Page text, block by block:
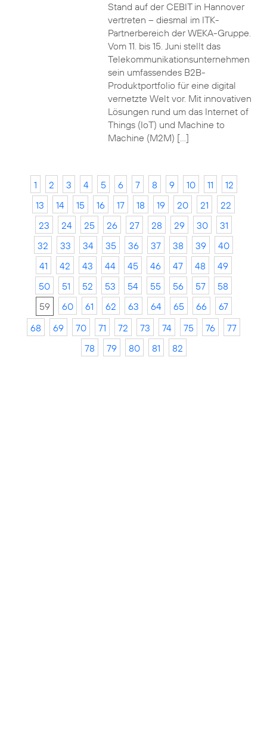
Stand auf der CEBIT in Hannover
vertreten – diesmal im ITK-
Partnerbereich der WEKA-Gruppe.
Vom 11. bis 15. Juni stellt das
Telekommunikationsunternehmen
sein umfassendes B2B-
Produktportfolio für eine digital
vernetzte Welt vor. Mit innovativen
Lösungen rund um das Internet of
Things (IoT) und Machine to
Machine (M2M) […]
1 2 3 4 5 6 7 8 9 10 11
12
13
14 15 16 17 18 19 20 21
22
23
24 25 26 27 28 29 30
31
32
33 34 35 36 37 38 39
40
41
42 43 44 45 46 47 48
49
50
51 52 53 54 55 56 57
58
59
60 61 62 63 64 65 66
67
68
69 70 71 72 73 74 75 76
77
78
79 80 81 82